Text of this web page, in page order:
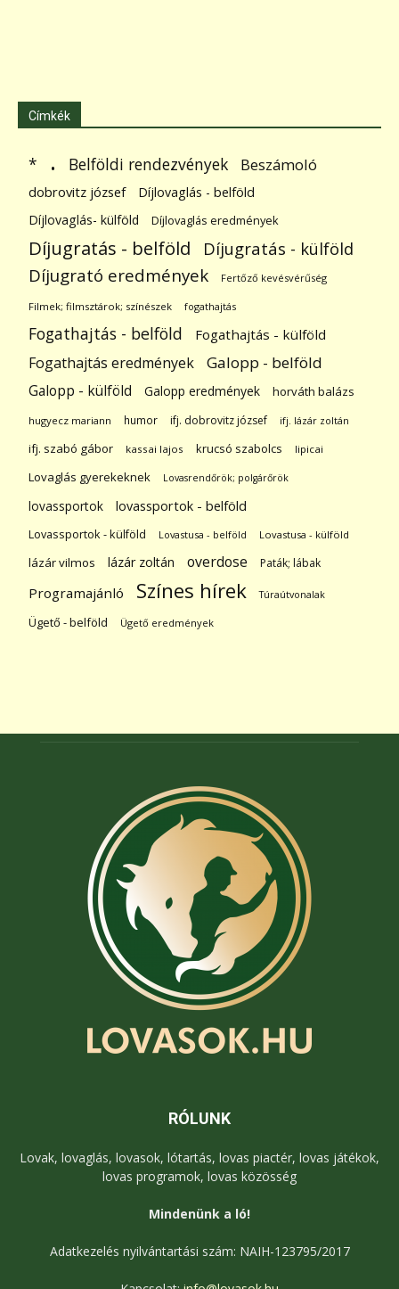
Címkék
* . Belföldi rendezvények Beszámoló
dobrovitz józsef
Díjlovaglás - belföld
Díjlovaglás- külföld
Díjlovaglás eredmények
Díjugratás - belföld Díjugratás - külföld
Díjugrató eredmények Fertőző kevésvérűség
Filmek; filmsztárok; színészek fogathajtás
Fogathajtás - belföld Fogathajtás - külföld
Fogathajtás eredmények Galopp - belföld
Galopp - külföld Galopp eredmények horváth balázs
hugyecz mariann humor ifj. dobrovitz józsef ifj. lázár zoltán
ifj. szabó gábor kassai lajos krucsó szabolcs lipicai
Lovaglás gyerekeknek Lovasrendőrök; polgárőrök
lovassportok lovassportok - belföld
Lovassportok - külföld Lovastusa - belföld Lovastusa - külföld
lázár vilmos lázár zoltán overdose Paták; lábak
Programajánló Színes hírek Túraútvonalak
Ügető - belföld Ügető eredmények
RÓLUNK
Lovak, lovaglás, lovasok, lótartás, lovas piactér, lovas játékok,
lovas programok, lovas közösség
Mindenünk a ló!
Adatkezelés nyilvántartási szám: NAIH-123795/2017